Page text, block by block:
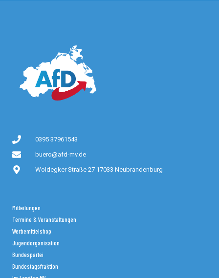
0395 37961543
buero@afd-mv.de
Woldegker Straße 27 17033 Neubrandenburg
Mitteilungen
Termine & Veranstaltungen
Werbemittelshop
Jugendorganisation
Bundespartei
Bundestagsfraktion